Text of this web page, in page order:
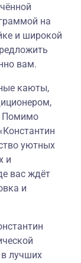
на
и широкой
вам.
каюты,
Помимо
уютных
и
вас ждёт
и
в лучших